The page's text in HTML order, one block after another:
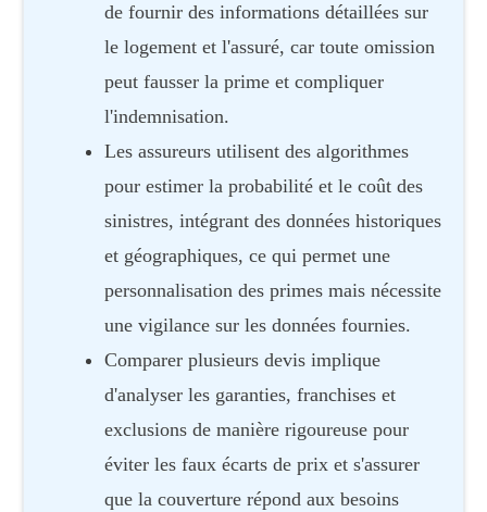
de fournir des informations détaillées sur
le logement et l'assuré, car toute omission
peut fausser la prime et compliquer
l'indemnisation.
Les assureurs utilisent des algorithmes
pour estimer la probabilité et le coût des
sinistres, intégrant des données historiques
et géographiques, ce qui permet une
personnalisation des primes mais nécessite
une vigilance sur les données fournies.
Comparer plusieurs devis implique
d'analyser les garanties, franchises et
exclusions de manière rigoureuse pour
éviter les faux écarts de prix et s'assurer
que la couverture répond aux besoins